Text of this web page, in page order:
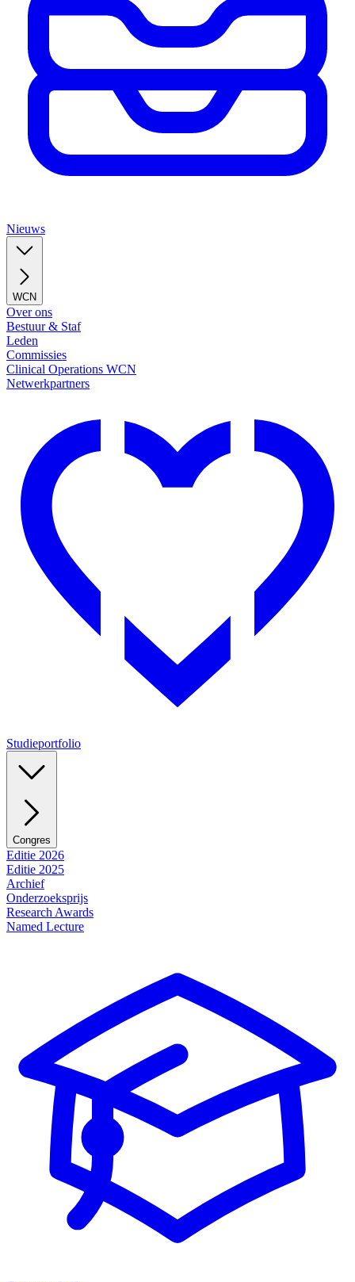
Nieuws
WCN
Over ons
Bestuur & Staf
Leden
Commissies
Clinical Operations WCN
Netwerkpartners
Studieportfolio
Congres
Editie 2026
Editie 2025
Archief
Onderzoeksprijs
Research Awards
Named Lecture